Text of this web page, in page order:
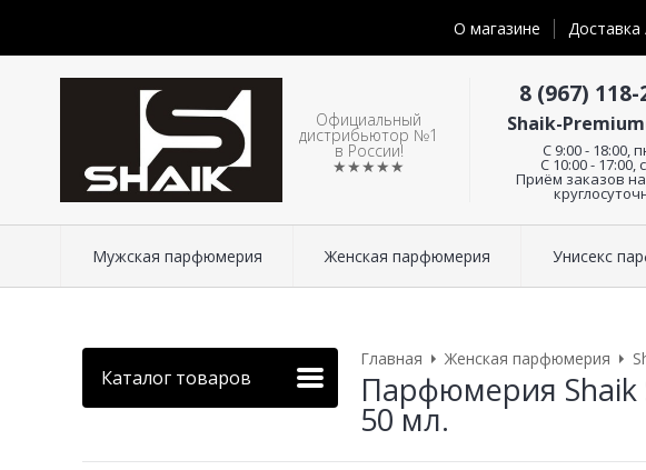
О магазине
Официальный
дистрибьютор №1
в России!
★★★★★
8 (967) 118-
Shaik-
C 9:00 - 18:00,
С 10:00 - 17:00,
Приём заказов
Мужская парфюмерия Женская парфюмерия Унисекс
Каталог товаров
Главная Женская парфюмерия
Парфюмерия Shaik
50 мл.